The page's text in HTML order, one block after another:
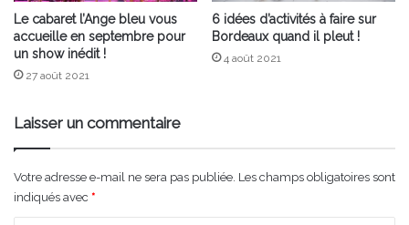
Le cabaret l’Ange bleu vous
accueille en septembre pour
un show inédit !
27 août 2021
6 idées d’activités à faire sur
Bordeaux quand il pleut !
4 août 2021
Laisser un commentaire
Votre adresse e-mail ne sera pas publiée. Les champs obligatoires sont
indiqués avec *